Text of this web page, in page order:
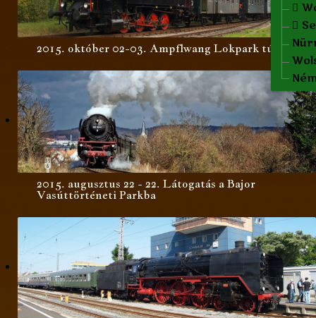
2015. október 02-03. Ampflwang Lokpark túra
2015. augusztus 22 - 22. Látogatás a Bajor
Vasúttörténeti Parkba